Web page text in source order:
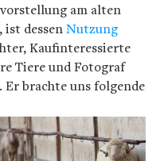
am alten
ist dessenNutzung
Kaufinteressierte
Tiere und Fotograf
brachte uns folgende